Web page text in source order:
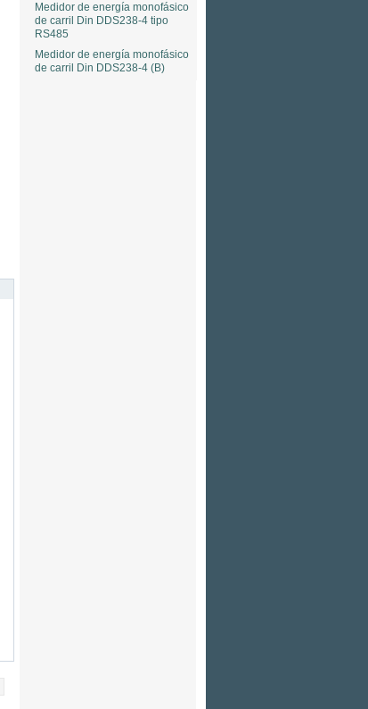
Medidor de energía monofásico
de carril Din DDS238-4 tipo
RS485
Medidor de energía monofásico
de carril Din DDS238-4 (B)